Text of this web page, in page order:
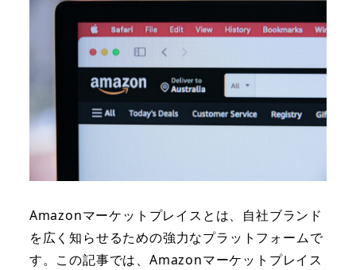
Amazonマーケットプレイスとは、自社ブランド
を広く知らせるための強力なプラットフォームで
す。この記事では、Amazonマーケットプレイス